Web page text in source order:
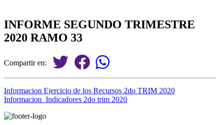
INFORME SEGUNDO TRIMESTRE
2020 RAMO 33
Compartir en:
Informacion Ejercicio de los Recursos 2do TRIM 2020
Informacion_Indicadores 2do trim 2020